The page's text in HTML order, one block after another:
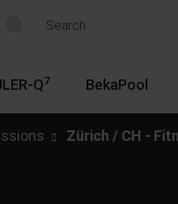
Q7 BekaPool
Zürich / CH -